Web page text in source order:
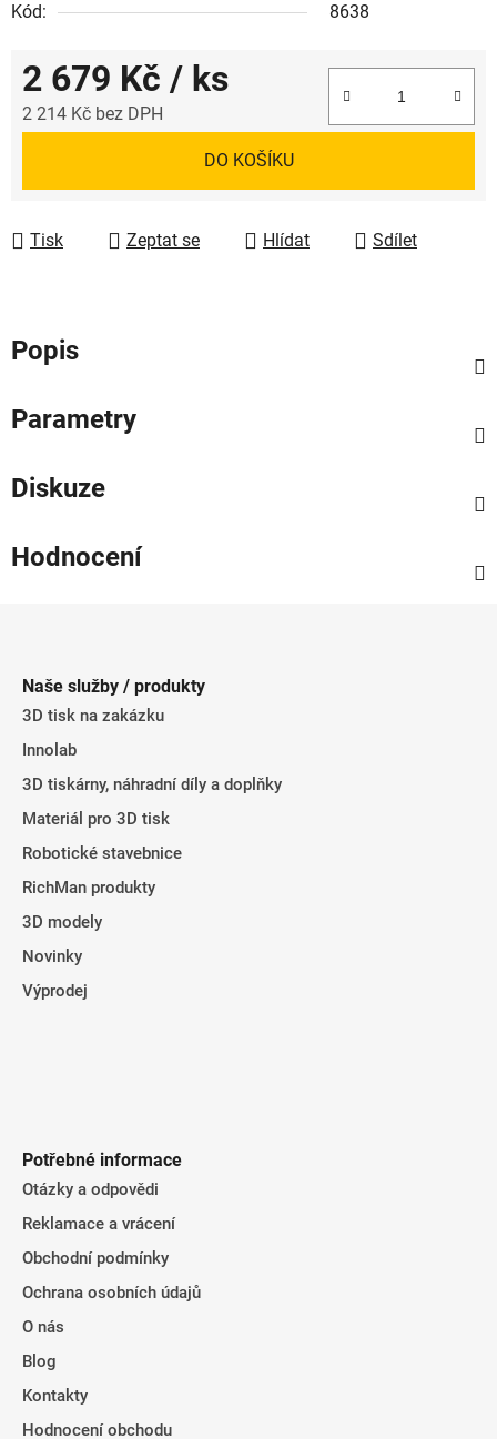
Kód:
8638
2 679 Kč / ks
2 214 Kč bez DPH
DO KOŠÍKU
Tisk Zeptat se Hlídat Sdílet
Popis
Parametry
Diskuze
Hodnocení
Naše služby / produkty
3D tisk na zakázku
Innolab
3D tiskárny, náhradní díly a doplňky
Materiál pro 3D tisk
Robotické stavebnice
RichMan produkty
3D modely
Novinky
Výprodej
Potřebné informace
Otázky a odpovědi
Reklamace a vrácení
Obchodní podmínky
Ochrana osobních údajů
O nás
Blog
Kontakty
Hodnocení obchodu